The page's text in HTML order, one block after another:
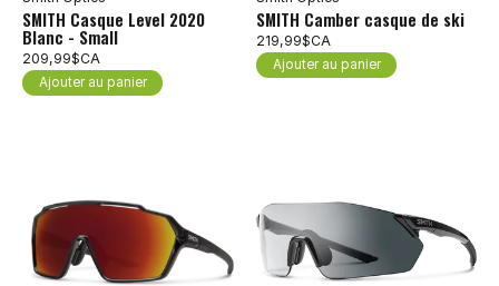
SMITH Casque Level 2020
Blanc - Small
209,99$CA
Ajouter au panier
SMITH Camber casque de ski
219,99$CA
Ajouter au panier